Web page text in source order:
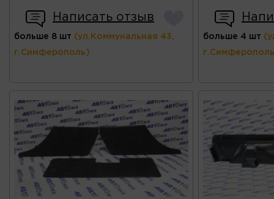
Написать отзыв
больше 8 шт (ул.Коммунальная 43,
г.Симферополь)
больше 4 шт